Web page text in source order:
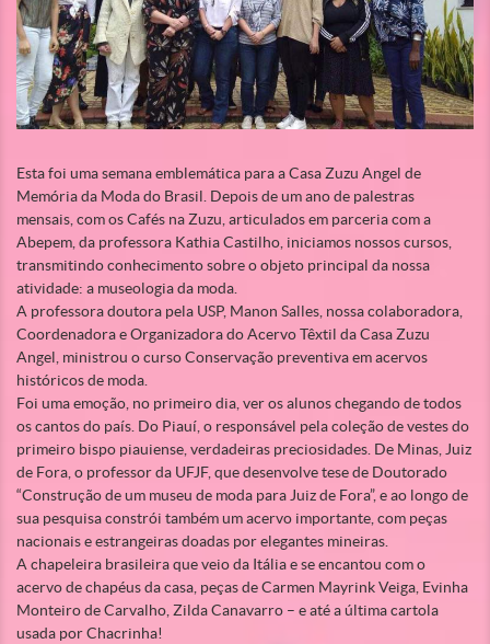
Esta foi uma semana emblemática para a Casa Zuzu Angel de
Memória da Moda do Brasil. Depois de um ano de palestras
mensais, com os Cafés na Zuzu, articulados em parceria com a
Abepem, da professora Kathia Castilho, iniciamos nossos cursos,
transmitindo conhecimento sobre o objeto principal da nossa
atividade: a museologia da moda.
A professora doutora pela USP, Manon Salles, nossa colaboradora,
Coordenadora e Organizadora do Acervo Têxtil da Casa Zuzu
Angel, ministrou o curso Conservação preventiva em acervos
históricos de moda.
Foi uma emoção, no primeiro dia, ver os alunos chegando de todos
os cantos do país. Do Piauí, o responsável pela coleção de vestes do
primeiro bispo piauiense, verdadeiras preciosidades. De Minas, Juiz
de Fora, o professor da UFJF, que desenvolve tese de Doutorado
“Construção de um museu de moda para Juiz de Fora”, e ao longo de
sua pesquisa constrói também um acervo importante, com peças
nacionais e estrangeiras doadas por elegantes mineiras.
A chapeleira brasileira que veio da Itália e se encantou com o
acervo de chapéus da casa, peças de Carmen Mayrink Veiga, Evinha
Monteiro de Carvalho, Zilda Canavarro – e até a última cartola
usada por Chacrinha!